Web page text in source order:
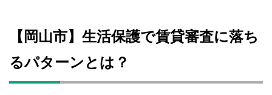
【岡山市】生活保護で賃貸審査に落ち
るパターンとは？